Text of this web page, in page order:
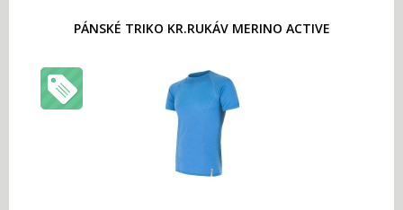
PÁNSKÉ TRIKO KR.RUKÁV MERINO ACTIVE